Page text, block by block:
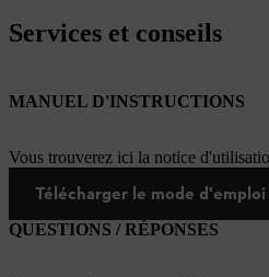
Services et conseils
MANUEL D'INSTRUCTIONS
Vous trouverez ici la notice
Télécharger le mode d'emploi
QUESTIONS / RÉPONSES